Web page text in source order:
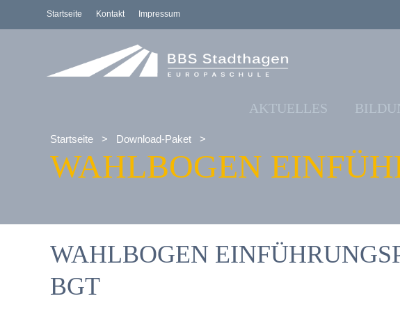
Startseite Kontakt Impressum
AKTUELLES
Startseite > Download-Paket >
WAHLBOGEN
WAHLBOGEN
BGT